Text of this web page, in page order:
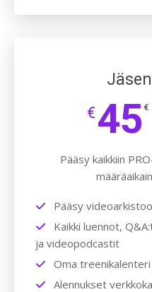
€45 €
Pääsy kaikkiin
Pääsy
Kaikki luennot,
ja videopodcastit
Oma
Alennukset